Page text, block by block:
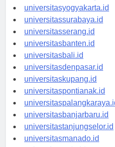
universitassemarang.id
universitasyogyakarta.id
universitassurabaya.id
universitasserang.id
universitasbanten.id
universitasbali.id
universitasdenpasar.id
universitaskupang.id
universitaspontianak.id
universitaspalangkaraya.id
universitasbanjarbaru.id
universitastanjungselor.id